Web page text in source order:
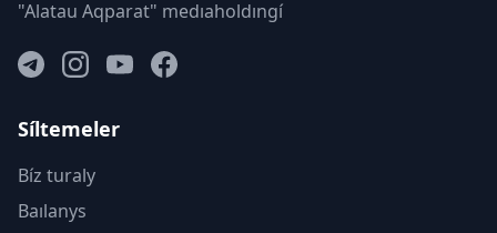
"Alatau Aqparat" medıaholdıngí
Síltemeler
Bíz turaly
Baılanys